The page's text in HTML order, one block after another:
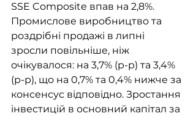
SSE Composite впав на 2,8%.
Промислове виробництво та
роздрібні продажі в липні
зросли повільніше, ніж
очікувалося: на 3,7% (р-р) та 3,4%
(р-р), що на 0,7% та 0,4% нижче за
консенсус відповідно. Зростання
інвестицій в основний капітал за